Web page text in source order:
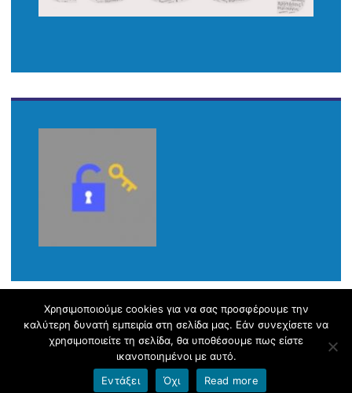
Φιλοξενείται στο https://blogs.sch.gr |Theme: Apostrophe by
WordPress.com.
Χρησιμοποιούμε cookies για να σας προσφέρουμε την
καλύτερη δυνατή εμπειρία στη σελίδα μας. Εάν συνεχίσετε να
χρησιμοποιείτε τη σελίδα, θα υποθέσουμε πως είστε
ικανοποιημένοι με αυτό.
Εντάξει
Όχι Read more